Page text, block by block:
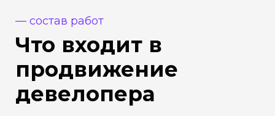
— состав работ
Что входит в
продвижение
девелопера